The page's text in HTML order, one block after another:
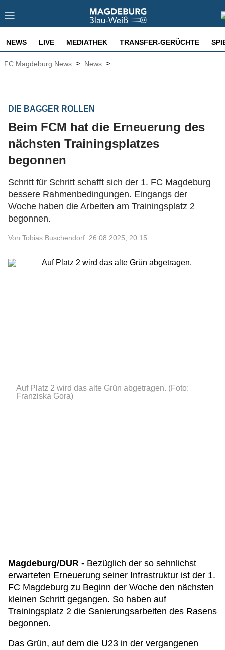
NEWS LIVE MEDIATHEK TRANSFER-GERÜCHTE
FC Magdeburg News > News >
DIE BAGGER ROLLEN
Beim FCM hat die Erneuerung des
nächsten Trainingsplatzes
begonnen
Schritt für Schritt schafft sich der 1. FC Magdeburg
bessere Rahmenbedingungen. Eingangs der
Woche haben die Arbeiten am Trainingsplatz 2
begonnen.
Von Tobias Buschendorf 26.08.2025, 20:15
Auf Platz 2 wird das alte Grün abgetragen. (Foto:
Franziska Gora)
Magdeburg/DUR - Bezüglich der so sehnlichst
erwarteten Erneuerung seiner Infrastruktur ist der 1.
FC Magdeburg zu Beginn der Woche den nächsten
kleinen Schritt gegangen. So haben auf
Trainingsplatz 2 die Sanierungsarbeiten des Rasens
begonnen.
Das Grün, auf dem die U23 in der vergangenen